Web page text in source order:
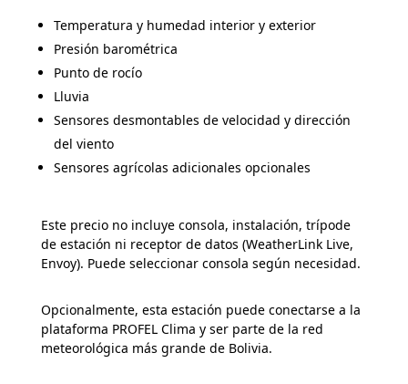
Temperatura y humedad interior y exterior
Presión barométrica
Punto de rocío
Lluvia
Sensores desmontables de velocidad y dirección
del viento
Sensores agrícolas adicionales opcionales
Este precio no incluye consola, instalación, trípode
de estación ni receptor de datos (WeatherLink Live,
Envoy). Puede seleccionar consola según necesidad.
Opcionalmente, esta estación puede conectarse a la
plataforma PROFEL Clima y ser parte de la red
meteorológica más grande de Bolivia.